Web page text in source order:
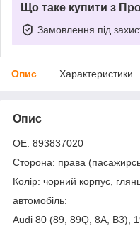
Що таке купити з
Замовлення під
Опис Характеристики
Опис
OE: 893837020
Сторона: права
Колір: чорний корпус,
автомобіль:
Audi 80 (89, 89Q, 8A, B3),